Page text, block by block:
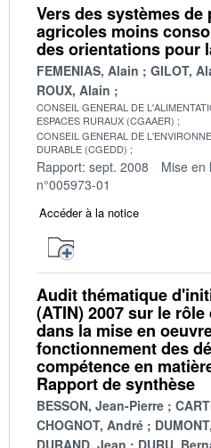
Vers des systèmes
agricoles moins
des orientations pour
FEMENIAS, Alain GILOT,
ROUX, Alain
CONSEIL GENERAL DE
ESPACES RURAUX (CGAAER)
CONSEIL GENERAL DE
DURABLE (CGEDD)
Rapport: sept. 2008 Mise en
n°005973-01
Accéder à la notice
Audit thématique
(ATIN) 2007 sur le rôle
dans la mise en
fonctionnement des
compétence en
Rapport de synthèse
BESSON, Jean-Pierre
CHOGNOT, André
DURAND, Jean
DURU,